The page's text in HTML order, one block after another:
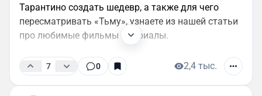
Тарантино создать шедевр, а также для чего
пересматривать «Тьму», узнаете из нашей статьи
про любимые фильмы и сериалы.
7 0 2,4 тыс.